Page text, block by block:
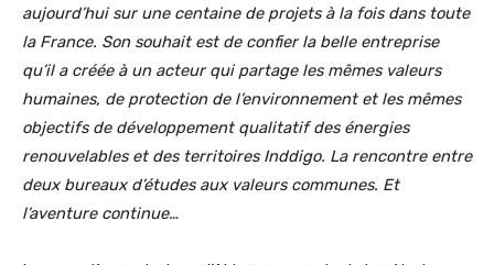
aujourd’hui sur une centaine de projets à la fois dans toute
la France. Son souhait est de confier la belle entreprise
qu’il a créée à un acteur qui partage les mêmes valeurs
humaines, de protection de l’environnement et les mêmes
objectifs de développement qualitatif des énergies
renouvelables et des territoires Inddigo. La rencontre entre
deux bureaux d’études aux valeurs communes. Et
l’aventure continue…